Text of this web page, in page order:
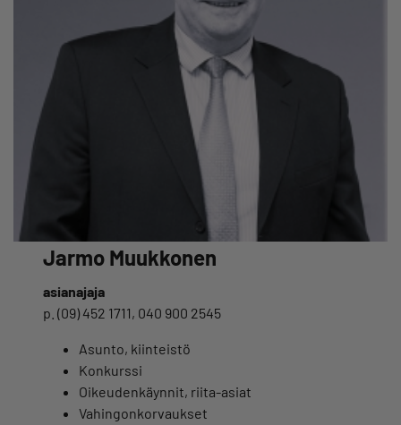
Jarmo Muukkonen
asianajaja
p. (09) 452 1711, 040 900 2545
Asunto, kiinteistö
Konkurssi
Oikeudenkäynnit, riita-asiat
Vahingonkorvaukset